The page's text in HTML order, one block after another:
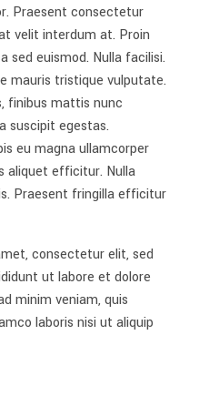
Praesent consectetur
velit interdum at. Proin
euismod. Nulla facilisi.
mauris tristique vulputate.
finibus mattis nunc
suscipit egestas.
eu magna ullamcorper
aliquet efficitur. Nulla
Praesent fringilla efficitur
consectetur elit, sed
ut labore et dolore
minim veniam, quis
laboris nisi ut aliquip